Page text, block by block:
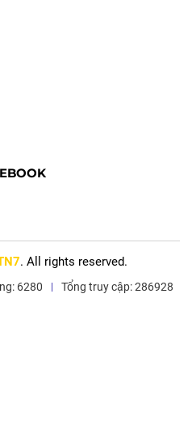
. All rights reserved.
6280 Tổng truy cập: 286928